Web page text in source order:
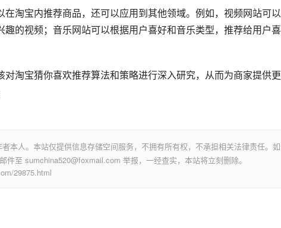
淘宝内推荐商品，还可以应用到其他领域。例如，视频网站可
的视频；音乐网站可以根据用户喜好和音乐类型，推荐给用户
对淘宝猜你喜欢推荐算法和策略进行深入研究，从而为商家提供
本人。本站仅提供信息存储空间服务，不拥有所有权，不承担相关法律责任。如
至 sumchina520@foxmail.com 举报，一经查实，本站将立刻删除。
29875.html